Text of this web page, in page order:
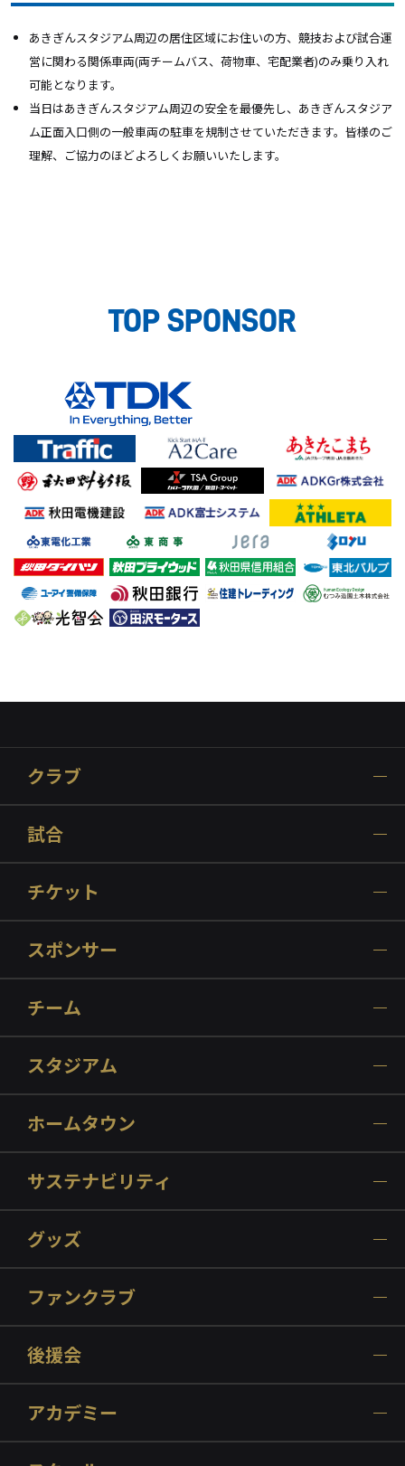
あきぎんスタジアム周辺の居住区域にお住いの方、競技および試合運
営に関わる関係車両(両チームバス、荷物車、宅配業者)のみ乗り入れ
可能となります。
当日はあきぎんスタジアム周辺の安全を最優先し、あきぎんスタジア
ム正面入口側の一般車両の駐車を規制させていただきます。皆様のご
理解、ご協力のほどよろしくお願いいたします。
TOP SPONSOR
クラブ
試合
チケット
スポンサー
チーム
スタジアム
ホームタウン
サステナビリティ
グッズ
ファンクラブ
後援会
アカデミー